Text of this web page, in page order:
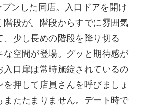
ンした同店。入口ドアを開け
階段が。階段からすでに雰囲気
、少し長めの階段を降り切る
な空間が登場。グッと期待感が
入口扉は常時施錠されているの
を押して店員さんを呼びましょ
またたまりません。デート時で